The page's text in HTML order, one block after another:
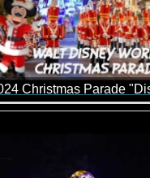
das keine tolle